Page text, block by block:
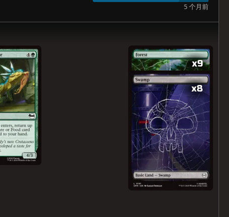
5 个月前
x9
x8